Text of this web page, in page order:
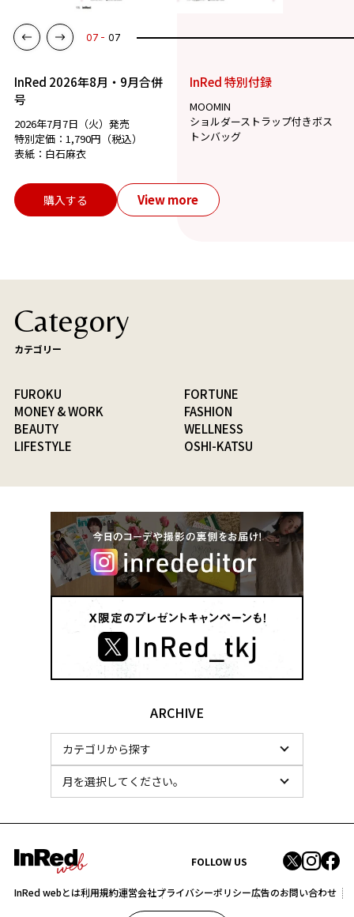
07 07
InRed 2026年8月・9月合併
号
2026年7月7日（火）発売
特別定価：1,790円（税込）
表紙：白石麻衣
InRed 特別付録
MOOMIN
ショルダーストラップ付きボス
トンバッグ
購入する View more
Category
カテゴリー
FUROKU
FORTUNE
MONEY & WORK
FASHION
BEAUTY
WELLNESS
LIFESTYLE
OSHI-KATSU
ARCHIVE
FOLLOW US
InRed webとは利用規約運営会社プライバシーポリシー広告のお問い合わせ